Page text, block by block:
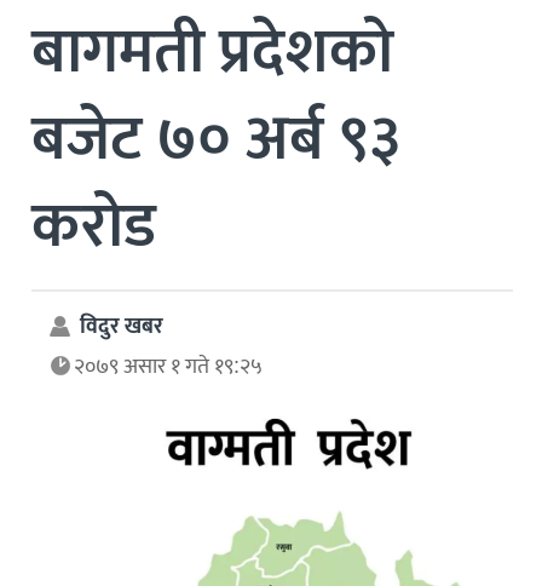
बागमती प्रदेशको
बजेट ७० अर्ब ९३
करोड
विदुर खबर
२०७९ असार १ गते १९:२५